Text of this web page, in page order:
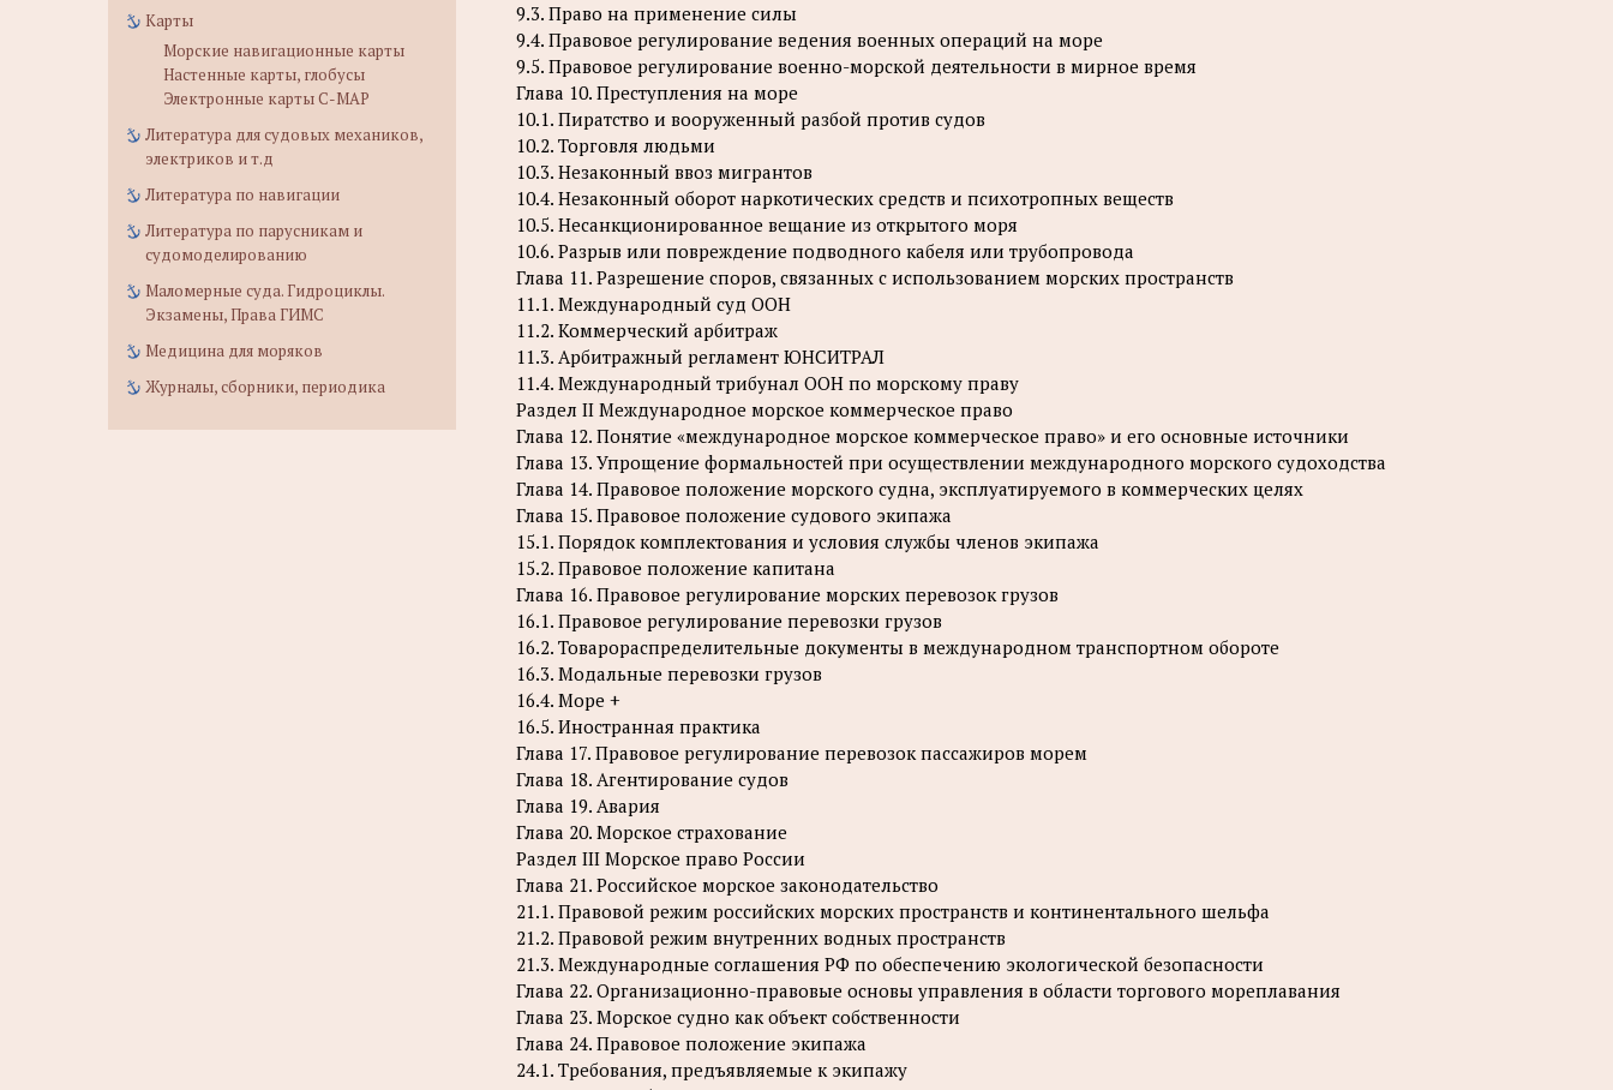
Карты
Морские навигационные карты
Настенные карты, глобусы
Электронные карты C-MAP
Литература для судовых механиков,
электриков и т.д
Литература по навигации
Литература по парусникам и
судомоделированию
Маломерные суда. Гидроциклы.
Экзамены, Права ГИМС
Медицина для моряков
Журналы, сборники, периодика
9.3. Право на применение силы
9.4. Правовое регулирование ведения военных операций на море
9.5. Правовое регулирование военно-морской деятельности в мирное время
Глава 10. Преступления на море
10.1. Пиратство и вооруженный разбой против судов
10.2. Торговля людьми
10.3. Незаконный ввоз мигрантов
10.4. Незаконный оборот наркотических средств и психотропных веществ
10.5. Несанкционированное вещание из открытого моря
10.6. Разрыв или повреждение подводного кабеля или трубопровода
Глава 11. Разрешение споров, связанных с использованием морских пространств
11.1. Международный суд ООН
11.2. Коммерческий арбитраж
11.3. Арбитражный регламент ЮНСИТРАЛ
11.4. Международный трибунал ООН по морскому праву
Раздел II Международное морское коммерческое право
Глава 12. Понятие «международное морское коммерческое право» и его основные источники
Глава 13. Упрощение формальностей при осуществлении международного морского судоходства
Глава 14. Правовое положение морского судна, эксплуатируемого в коммерческих целях
Глава 15. Правовое положение судового экипажа
15.1. Порядок комплектования и условия службы членов экипажа
15.2. Правовое положение капитана
Глава 16. Правовое регулирование морских перевозок грузов
16.1. Правовое регулирование перевозки грузов
16.2. Товарораспределительные документы в международном транспортном обороте
16.3. Модальные перевозки грузов
16.4. Море +
16.5. Иностранная практика
Глава 17. Правовое регулирование перевозок пассажиров морем
Глава 18. Агентирование судов
Глава 19. Авария
Глава 20. Морское страхование
Раздел III Морское право России
Глава 21. Российское морское законодательство
21.1. Правовой режим российских морских пространств и континентального шельфа
21.2. Правовой режим внутренних водных пространств
21.3. Международные соглашения РФ по обеспечению экологической безопасности
Глава 22. Организационно-правовые основы управления в области торгового мореплавания
Глава 23. Морское судно как объект собственности
Глава 24. Правовое положение экипажа
24.1. Требования, предъявляемые к экипажу